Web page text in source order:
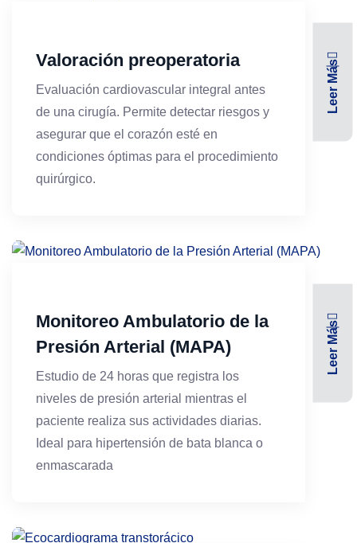
Valoración preoperatoria
Evaluación cardiovascular integral antes
de una cirugía. Permite detectar riesgos y
asegurar que el corazón esté en
condiciones óptimas para el procedimiento
quirúrgico.
Leer Más
Monitoreo Ambulatorio de la
Presión Arterial (MAPA)
Estudio de 24 horas que registra los
niveles de presión arterial mientras el
paciente realiza sus actividades diarias.
Ideal para hipertensión de bata blanca o
enmascarada
Leer Más